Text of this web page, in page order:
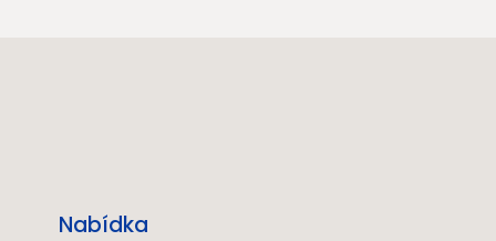
Nabídka